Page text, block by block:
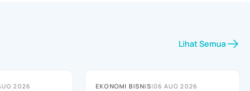
Lihat Semua
2026 EKONOMI BISNIS|06 AUG 2026